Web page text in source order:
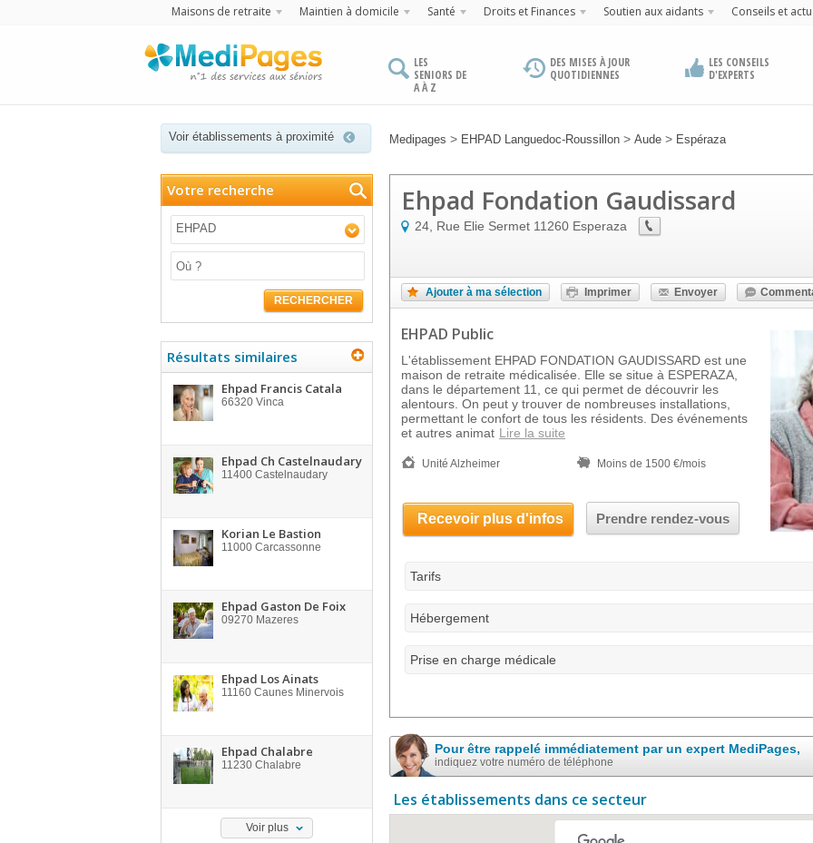
Maisons de retraite Maintien à domicile Santé Droits et Finances Soutien aux aidants Conseils et
LES
SENIORS DE
A À Z
DES MISES À JOUR
QUOTIDIENNES
LES CONSEILS
D'EXPERTS
Voir établissements à proximité Medipages > EHPAD Languedoc-Roussillon > Aude > Espéraza
Votre recherche
EHPAD
RECHERCHER
Résultats similaires
Ehpad Francis Catala
66320 Vinca
Ehpad Ch Castelnaudary
11400 Castelnaudary
Korian Le Bastion
11000 Carcassonne
Ehpad Gaston De Foix
09270 Mazeres
Ehpad Los Ainats
11160 Caunes Minervois
Ehpad Chalabre
11230 Chalabre
Voir plus
Ehpad Fondation Gaudissard
24, Rue Elie Sermet 11260 Esperaza
Ajouter à ma sélection Imprimer Envoyer
EHPAD Public
L'établissement EHPAD FONDATION GAUDISSARD est une
maison de retraite médicalisée. Elle se situe à ESPERAZA,
dans le département 11, ce qui permet de découvrir les
alentours. On peut y trouver de nombreuses installations,
permettant le confort de tous les résidents. Des événements
et autres animat Lire la suite
Unité Alzheimer Moins de 1500 €/mois
Recevoir plus d'infos Prendre rendez-vous
Tarifs
Hébergement
Prise en charge médicale
Pour être rappelé immédiatement par un expert MediPages,
indiquez votre numéro de téléphone
Les établissements dans ce secteur